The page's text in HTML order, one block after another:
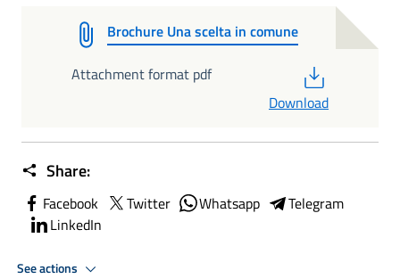
Brochure Una scelta in comune
Attachment format pdf
Download
Share:
Facebook Twitter Whatsapp
Telegram
LinkedIn
See actions